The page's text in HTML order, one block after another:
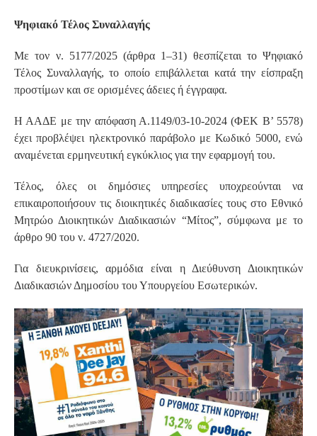
Ψηφιακό Τέλος Συναλλαγής
Με τον ν. 5177/2025 (άρθρα 1–31) θεσπίζεται το Ψηφιακό
Τέλος Συναλλαγής, το οποίο επιβάλλεται κατά την είσπραξη
προστίμων και σε ορισμένες άδειες ή έγγραφα.
Η ΑΑΔΕ με την απόφαση Α.1149/03-10-2024 (ΦΕΚ Β’ 5578)
έχει προβλέψει ηλεκτρονικό παράβολο με Κωδικό 5000, ενώ
αναμένεται ερμηνευτική εγκύκλιος για την εφαρμογή του.
Τέλος, όλες οι δημόσιες υπηρεσίες υποχρεούνται να
επικαιροποιήσουν τις διοικητικές διαδικασίες τους στο Εθνικό
Μητρώο Διοικητικών Διαδικασιών “Μίτος”, σύμφωνα με το
άρθρο 90 του ν. 4727/2020.
Για διευκρινίσεις, αρμόδια είναι η Διεύθυνση Διοικητικών
Διαδικασιών Δημοσίου του Υπουργείου Εσωτερικών.